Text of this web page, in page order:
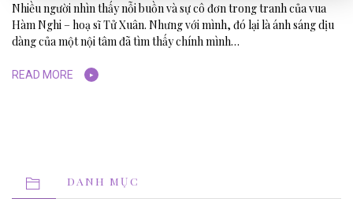
Nhiều người nhìn thấy nỗi buồn và sự cô đơn trong tranh của vua
Hàm Nghi – hoạ sĩ Tử Xuân. Nhưng với mình, đó lại là ánh sáng dịu
dàng của một nội tâm đã tìm thấy chính mình…
READ MORE
DANH MỤC